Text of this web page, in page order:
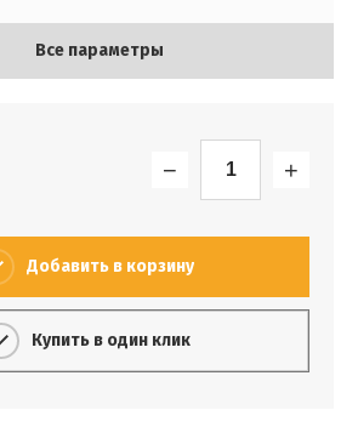
Все параметры
− +
Добавить в корзину
Купить в один клик